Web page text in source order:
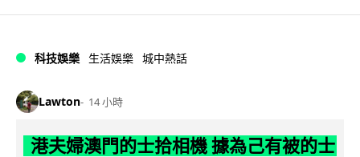
科技娛樂 生活娛樂 城中熱話
Lawton 14 小時
港夫婦澳門的士拾相機 據為己有被的士